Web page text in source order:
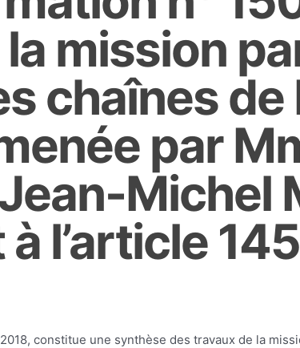
mission
chaînes de
par
Michel
l’article
constitue une synthèse des travaux de la